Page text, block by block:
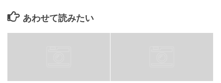
あわせて読みたい